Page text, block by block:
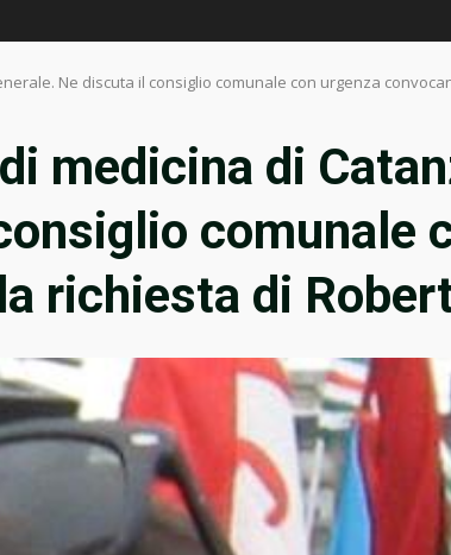
Ne discuta il consiglio comunale con urgenza
medicina di
comunale
richiesta di